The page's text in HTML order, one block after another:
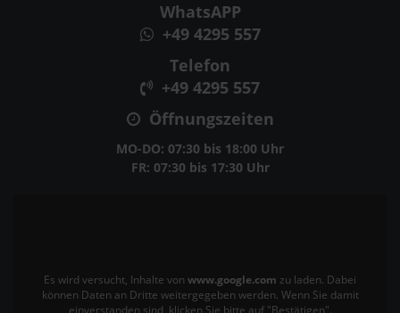
WhatsAPP
+49 4295 557
Telefon
+49 4295 557
Öffnungszeiten
MO-DO: 07:30 bis 18:00 Uhr
FR: 07:30 bis 17:30 Uhr
Es wird versucht, Inhalte von www.google.com zu laden. Dabei
können Daten an Dritte weitergegeben werden. Wenn Sie damit
einverstanden sind, klicken Sie bitte auf "Bestätigen".